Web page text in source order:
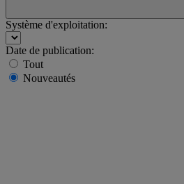
Système d'exploitation:
Date de publication:
Tout
Nouveautés